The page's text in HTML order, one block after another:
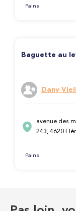
Pains
Baguette au
Dany
avenue des
243, 4620
Pains